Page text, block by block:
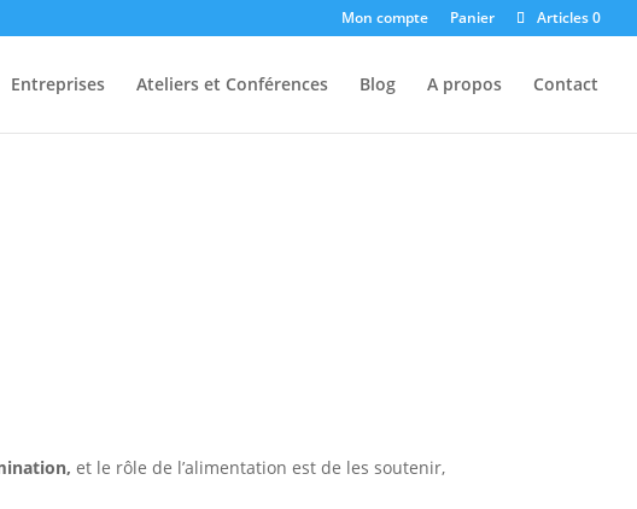
Mon compte Panier Articles 0
Entreprises Ateliers et Conférences Blog A propos Contact
et le rôle de l’alimentation est de les soutenir,